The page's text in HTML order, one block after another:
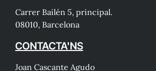
Carrer Bailén 5, principal.
08010, Barcelona
CONTACTA'NS
Joan Cascante Agudo